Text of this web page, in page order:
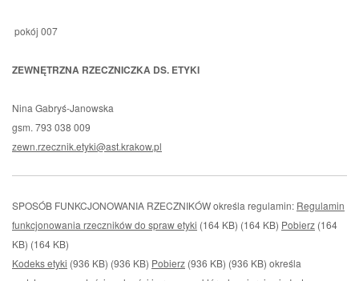
pokój 007
ZEWNĘTRZNA RZECZNICZKA DS. ETYKI
Nina Gabryś-Janowska
gsm. 793 038 009
zewn.rzecznik.etyki@ast.krakow.pl
SPOSÓB FUNKCJONOWANIA RZECZNIKÓW określa regulamin: Regulamin
funkcjonowania rzeczników do spraw etyki (164 KB) (164 KB) Pobierz (164
KB) (164 KB)
Kodeks etyki (936 KB) (936 KB) Pobierz (936 KB) (936 KB) określa